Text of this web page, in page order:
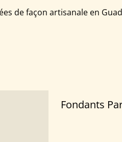
de façon artisanale en
Fondants